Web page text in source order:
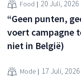
Food 20 Juli, 2026
“Geen punten,
voert campagne
niet in België)
Mode 17 Juli, 2026